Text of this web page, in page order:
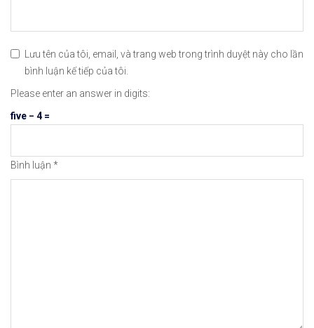
#icmarkets #exness #taichinh #dautu #chungkhoan
Lưu tên của tôi, email, và trang web trong trình duyệt này cho lần
bình luận kế tiếp của tôi.
Please enter an answer in digits:
five − 4 =
Bình luận *